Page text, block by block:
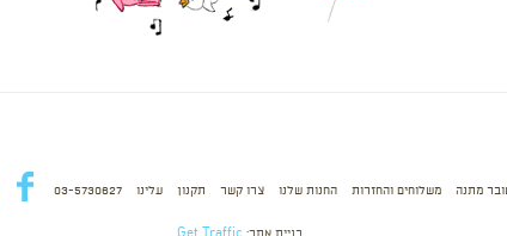
מתנה משלוחים והחזרות החנות שלנו צרו קשר תקנון עלינו 03-5730627